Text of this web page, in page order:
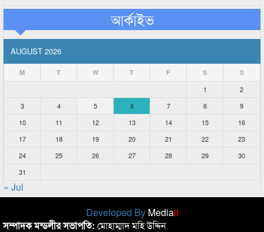
আর্কাইভ
AUGUST 2026
M T W T F S S
1
2
3
4 5 6 7 8
9
10
11 12 13 14 15
16
17
18 19 20 21 22
23
24
25 26 27 28 29
30
31
« Jul
Developed By Mediait
সম্পাদক মন্ডলীর সভাপতি: মোহাম্মাদ মহি উদ্দিন